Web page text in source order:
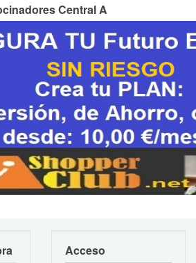
Central A
Acceso